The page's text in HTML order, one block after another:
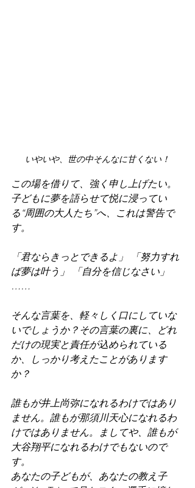
いやいや、世の中そんなに甘くない！
この場を借りて、強く申し上げたい。
子どもに夢を語らせて悦に浸ってい
る“周囲の大人たち”へ、これは警告で
す。
「君ならきっとできるよ」 「努力すれ
ば夢は叶う」 「自分を信じなさい」
……
そんな言葉を、軽々しく口にしていな
いでしょうか？その言葉の裏に、どれ
だけの現実と責任が込められている
か、しっかり考えたことがあります
か？
誰もが井上尚弥になれるわけではあり
ません。誰もが那須川天心になれるわ
けではありません。ましてや、誰もが
大谷翔平になれるわけでもないので
す。
あなたの子どもが、あなたの教え子